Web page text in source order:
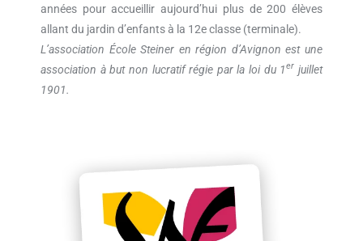
années pour accueillir aujourd’hui plus de 200 élèves
allant du jardin d’enfants à la 12e classe (terminale).
L’association École Steiner en région d’Avignon est une
association à but non lucratif régie par la loi du 1er juillet
1901.